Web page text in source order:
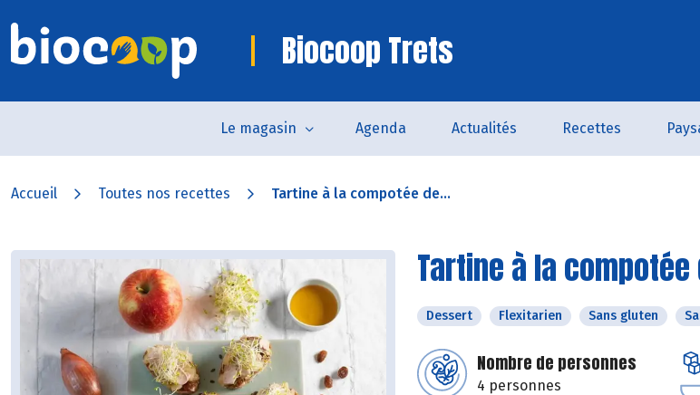
Biocoop Trets
Le magasin Agenda Actualités Recettes
Accueil Toutes nos recettes Tartine à la compotée de...
Tartine à la
Dessert Flexitarien Sans gluten
Nombre de personnes
4 personnes